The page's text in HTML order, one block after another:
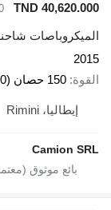
TND
شاحنة
150 حصان (110 kW)
إيطاليا، Rimini
Camion